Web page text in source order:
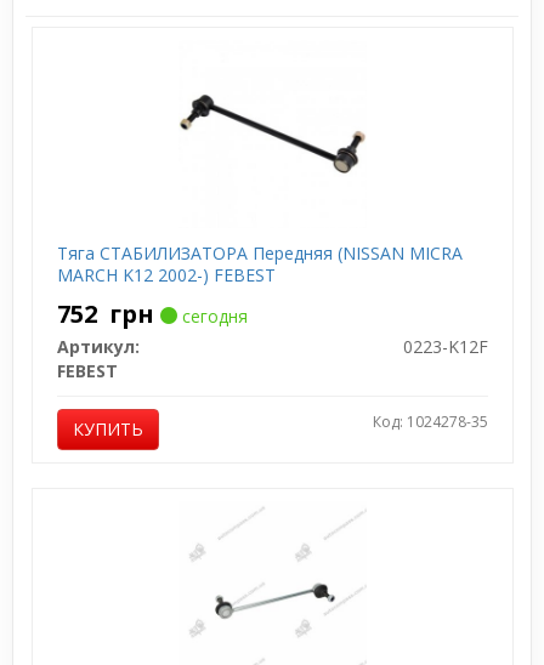
Тяга СТАБИЛИЗАТОРА Передняя (NISSAN MICRA
MARCH K12 2002-) FEBEST
752 грн
сегодня
Артикул:
0223-K12F
FEBEST
КУПИТЬ Код: 1024278-35